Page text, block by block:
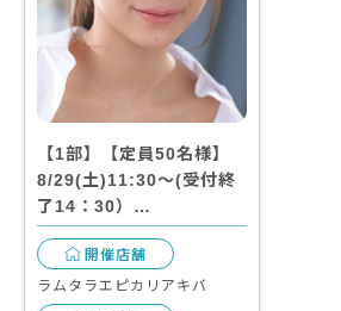
【1部】【定員50名様】
8/29(土)11:30～(受付終
了14：30）…
開催店舗
ラムタラエピカリアキバ